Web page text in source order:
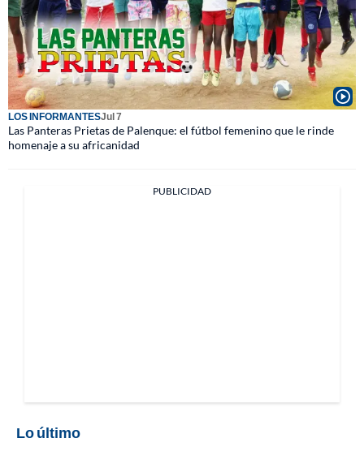
LOS INFORMANTESJul 7
Las Panteras Prietas de Palenque: el fútbol femenino que le rinde
homenaje a su africanidad
PUBLICIDAD
Lo último